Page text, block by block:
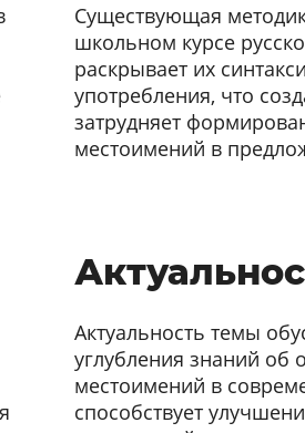
Существующая
школьном курсе
раскрывает их
употребления, что
затрудняет
местоимений в
Актуальность темы
углубления знаний об
местоимений в
способствует